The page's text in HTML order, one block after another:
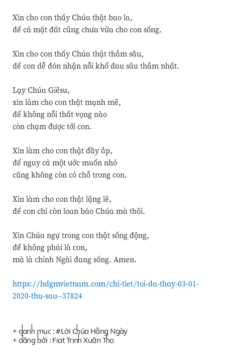
Xin cho con thấy Chúa thật bao la,
để cả mặt đất cũng chưa vừa cho con sống.
Xin cho con thấy Chúa thật thẳm sâu,
để con dễ đón nhận nỗi khổ đau sâu thẳm nhất.
Lạy Chúa Giêsu,
xin làm cho con thật mạnh mẽ,
để không nỗi thất vọng nào
còn chạm được tới con.
Xin làm cho con thật đầy ắp,
để ngay cả một ước muốn nhỏ
cũng không còn có chỗ trong con.
Xin làm cho con thật lặng lẽ,
để con chỉ còn loan báo Chúa mà thôi.
Xin Chúa ngự trong con thật sống động,
để không phải là con,
mà là chính Ngài đang sống. Amen.
https://hdgmvietnam.com/chi-tiet/toi-da-thay-03-01-
2020-thu-sau--37824
+ danh mục : #Lời Chúa Hằng Ngày
+ đăng bởi : Fiat Trịnh Xuân Thọ